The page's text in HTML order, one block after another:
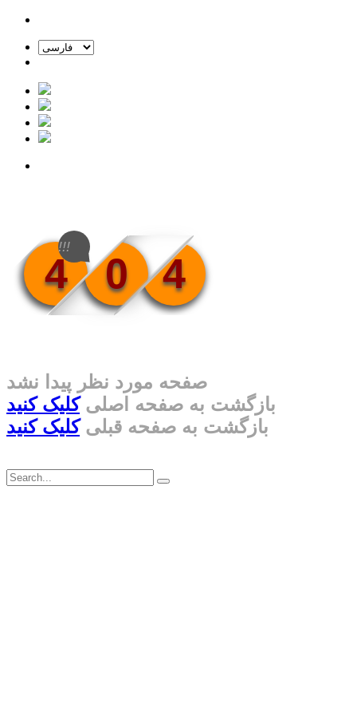
4 0 4
!!!
صفحه مورد نظر پیدا نشد
بازگشت به صفحه اصلیکلیک کنید
بازگشت به صفحه قبلیکلیک کنید